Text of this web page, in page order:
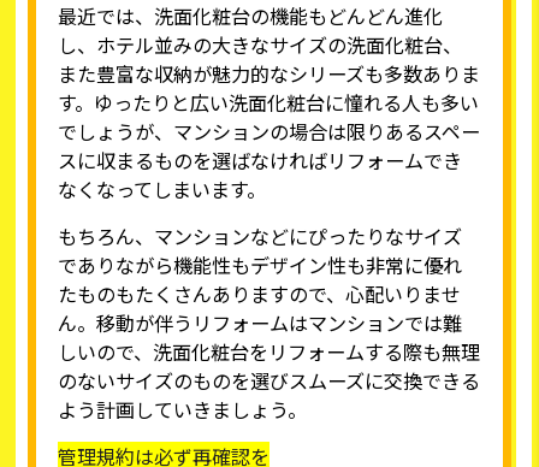
最近では、洗面化粧台の機能もどんどん進化
し、ホテル並みの大きなサイズの洗面化粧台、
また豊富な収納が魅力的なシリーズも多数ありま
す。ゆったりと広い洗面化粧台に憧れる人も多い
でしょうが、マンションの場合は限りあるスペー
スに収まるものを選ばなければリフォームでき
なくなってしまいます。
もちろん、マンションなどにぴったりなサイズ
でありながら機能性もデザイン性も非常に優れ
たものもたくさんありますので、心配いりませ
ん。移動が伴うリフォームはマンションでは難
しいので、洗面化粧台をリフォームする際も無理
のないサイズのものを選びスムーズに交換できる
よう計画していきましょう。
管理規約は必ず再確認を